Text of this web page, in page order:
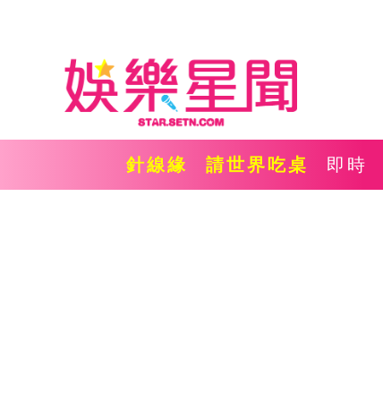
針線緣 請世界吃桌 即時